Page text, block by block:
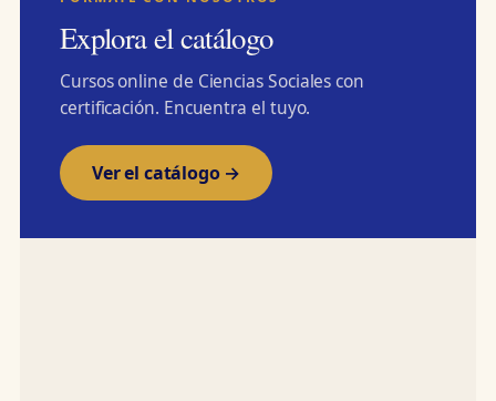
Explora el catálogo
Cursos online de Ciencias Sociales con
certificación. Encuentra el tuyo.
Ver el catálogo →